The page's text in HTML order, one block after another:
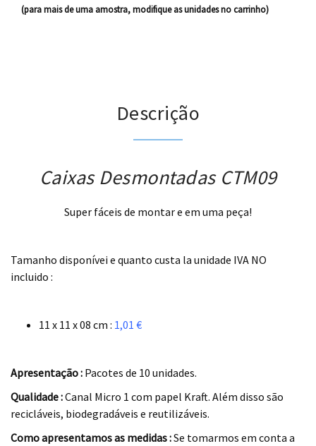
(para mais de uma amostra, modifique as unidades no carrinho)
Descrição
Caixas Desmontadas CTM09
Super fáceis de montar e em uma peça!
Tamanho disponívei e quanto custa la unidade IVA NO
incluido :
11 x 11 x 08 cm : 1,01 €
Apresentação : Pacotes de 10 unidades.
Qualidade :Canal Micro 1 com papel Kraft. Além disso são
recicláveis, biodegradáveis e reutilizáveis.
Como apresentamos as medidas :Se tomarmos em conta a